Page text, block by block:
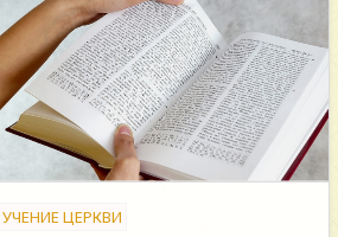
УЧЕНИЕ ЦЕРКВИ